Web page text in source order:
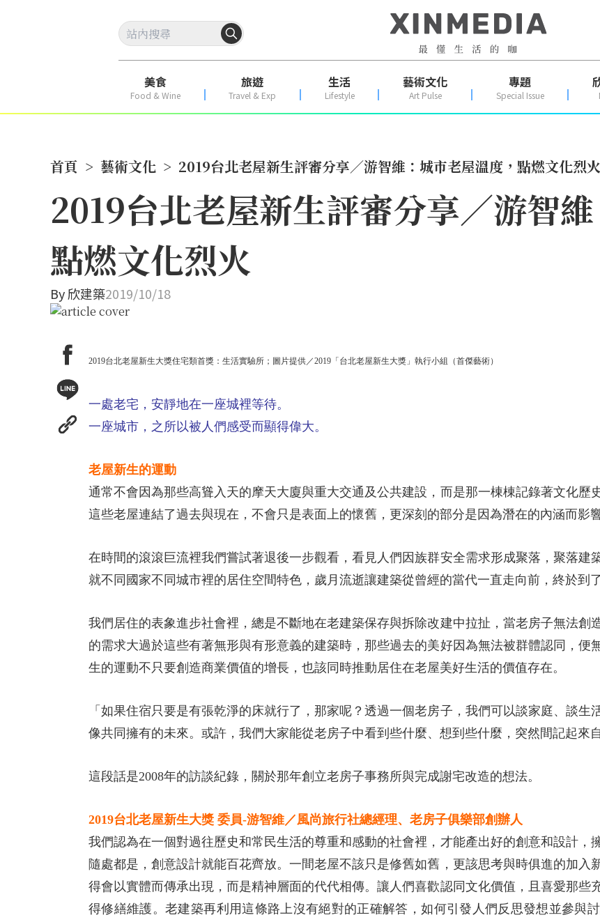
美食
Food & Wine
旅遊
Travel & Exp
生活
Lifestyle
藝術文化
Art Pulse
專題
Special Issue
首頁 > 藝術文化 > 2019台北老屋新生評審分享／游智維：城市老屋溫度，點燃文化烈火
2019台北老屋新生評審分享／游智
點燃文化烈火
By欣建築2019/10/18
2019台北老屋新生大獎住宅類首獎：生活實驗所；圖片提供／2019「台北老屋新生大獎」執行小組（首傑藝術）
一處老宅，安靜地在一座城裡等待。
一座城市，之所以被人們感受而顯得偉大。
老屋新生的運動
通常不會因為那些高聳入天的摩天大廈與重大交通及公共建設，而是那一棟棟記錄著文化歷
這些老屋連結了過去與現在，不會只是表面上的懷舊，更深刻的部分是因為潛在的內涵而影
在時間的滾滾巨流裡我們嘗試著退後一步觀看，看見人們因族群安全需求形成聚落，聚落建
就不同國家不同城市裡的居住空間特色，歲月流逝讓建築從曾經的當代一直走向前，終於到
我們居住的表象進步社會裡，總是不斷地在老建築保存與拆除改建中拉扯，當老房子無法創
的需求大過於這些有著無形與有形意義的建築時，那些過去的美好因為無法被群體認同，便
生的運動不只要創造商業價值的增長，也該同時推動居住在老屋美好生活的價值存在。
「如果住宿只要是有張乾淨的床就行了，那家呢？透過一個老房子，我們可以談家庭、談生
像共同擁有的未來。或許，我們大家能從老房子中看到些什麼、想到些什麼，突然間記起來
這段話是2008年的訪談紀錄，關於那年創立老房子事務所與完成謝宅改造的想法。
2019台北老屋新生大獎 委員-游智維／風尚旅行社總經理、老房子俱樂部創辦人
我們認為在一個對過往歷史和常民生活的尊重和感動的社會裡，才能產出好的創意和設計，
隨處都是，創意設計就能百花齊放。一間老屋不該只是修舊如舊，更該思考與時俱進的加入
得會以實體而傳承出現，而是精神層面的代代相傳。讓人們喜歡認同文化價值，且喜愛那些
得修繕維護。老建築再利用這條路上沒有絕對的正確解答，如何引發人們反思發想並參與